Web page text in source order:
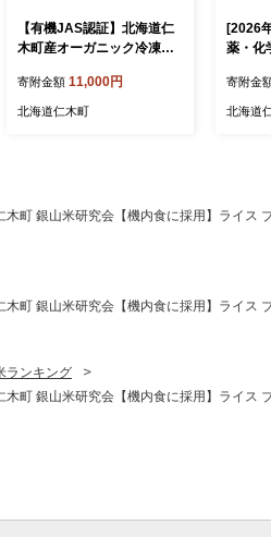
【有機JAS認証】北海道仁
木町産オーガニック冷凍ブ
計420g 果物 フルーツ 冷凍
フルーツ 有機栽培 樹上完熟
寄附金額 11,000円
北海道仁木町
[2026
薬・化
イート
載 トマト
寄附金
北海道
町 銀山米研究会【機内食に採用】ライス
町 銀山米研究会【機内食に採用】ライス
ランキング
町 銀山米研究会【機内食に採用】ライス